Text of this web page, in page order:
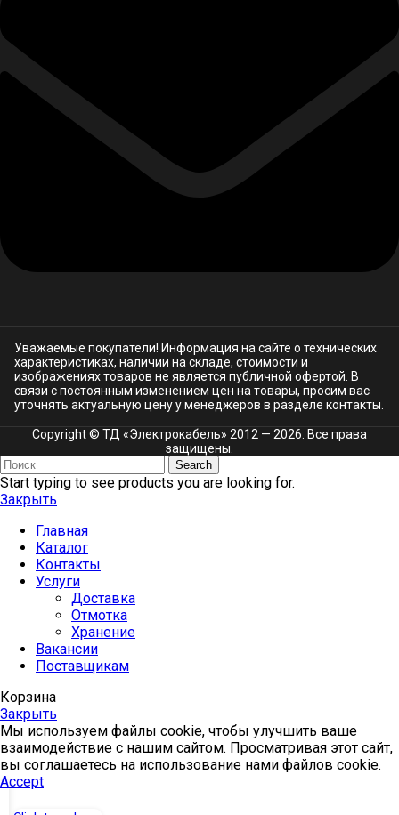
Уважаемые покупатели! Информация на сайте о технических
характеристиках, наличии на складе, стоимости и
изображениях товаров не является публичной офертой. В
связи с постоянным изменением цен на товары, просим вас
уточнять актуальную цену у менеджеров в разделе контакты.
Copyright © ТД «Электрокабель»​ 2012 — 2026. Все права
защищены.
Search
Start typing to see products you are looking for.
Закрыть
Главная
Каталог
Контакты
Услуги
Доставка
Отмотка
Хранение
Вакансии
Поставщикам
Корзина
Закрыть
Мы используем файлы cookie, чтобы улучшить ваше
взаимодействие с нашим сайтом. Просматривая этот сайт,
вы соглашаетесь на использование нами файлов cookie.
Accept